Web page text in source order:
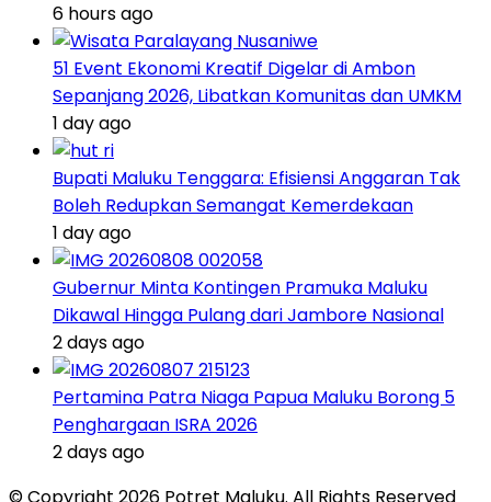
6 hours ago
51 Event Ekonomi Kreatif Digelar di Ambon
Sepanjang 2026, Libatkan Komunitas dan UMKM
1 day ago
Bupati Maluku Tenggara: Efisiensi Anggaran Tak
Boleh Redupkan Semangat Kemerdekaan
1 day ago
Gubernur Minta Kontingen Pramuka Maluku
Dikawal Hingga Pulang dari Jambore Nasional
2 days ago
Pertamina Patra Niaga Papua Maluku Borong 5
Penghargaan ISRA 2026
2 days ago